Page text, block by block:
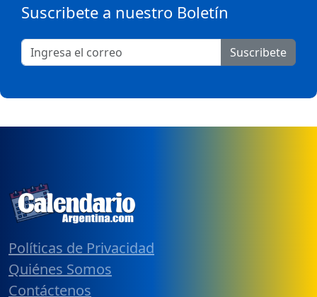
Suscribete a nuestro Boletín
Suscribete
Políticas de Privacidad
Quiénes Somos
Contáctenos